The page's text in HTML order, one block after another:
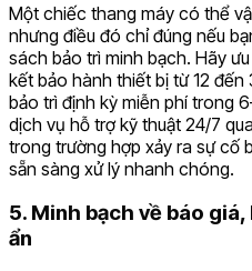
Một chiếc thang máy có thể
nhưng điều đó chỉ đúng nếu
sách bảo trì minh bạch. Hãy
kết bảo hành thiết bị từ 12
bảo trì định kỳ miễn phí trong
dịch vụ hỗ trợ kỹ thuật 24/7
trong trường hợp xảy ra sự cố
sẵn sàng xử lý nhanh chóng.
5. Minh bạch về báo
ẩn